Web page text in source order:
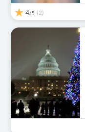
4/5 (2)